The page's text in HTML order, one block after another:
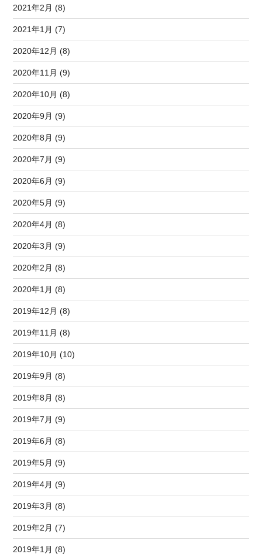
2021年2月 (8)
2021年1月 (7)
2020年12月 (8)
2020年11月 (9)
2020年10月 (8)
2020年9月 (9)
2020年8月 (9)
2020年7月 (9)
2020年6月 (9)
2020年5月 (9)
2020年4月 (8)
2020年3月 (9)
2020年2月 (8)
2020年1月 (8)
2019年12月 (8)
2019年11月 (8)
2019年10月 (10)
2019年9月 (8)
2019年8月 (8)
2019年7月 (9)
2019年6月 (8)
2019年5月 (9)
2019年4月 (9)
2019年3月 (8)
2019年2月 (7)
2019年1月 (8)